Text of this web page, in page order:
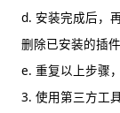
d. 安装完成后，
删除已安装的插
e. 重复以上步骤
3. 使用第三方工